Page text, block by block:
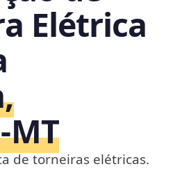
Elétrica
de torneiras elétricas.